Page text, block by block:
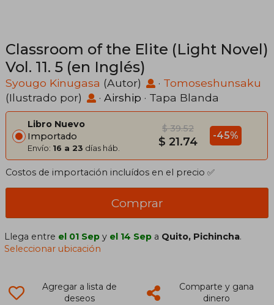
Classroom of the Elite (Light Novel)
Vol. 11. 5 (en Inglés)
Syougo Kinugasa (Autor) · Tomoseshunsaku
(Ilustrado por)
· Airship · Tapa Blanda
Libro Nuevo
Importado
Envío: 16 a 23 días háb.
$ 39.52
$ 21.74 -45%
Costos de importación incluídos en el precio ✅
Comprar
Llega entre el 01 Sep y el 14 Sep a Quito, Pichincha.
Seleccionar ubicación
Agregar a lista de
deseos
Comparte y gana
dinero